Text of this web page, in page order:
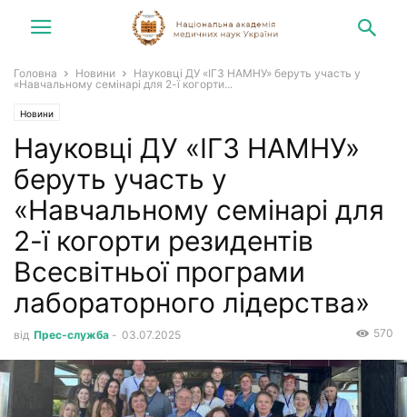
Головна Новини
Науковці ДУ «ІГЗ НАМНУ» беруть участь у
«Навчальному семінарі для 2-ї когорти...
Новини
Науковці ДУ «ІГЗ НАМНУ»
беруть участь у
«Навчальному семінарі для
2-ї когорти резидентів
Всесвітньої програми
лабораторного лідерства»
від Прес-служба - 03.07.2025 570